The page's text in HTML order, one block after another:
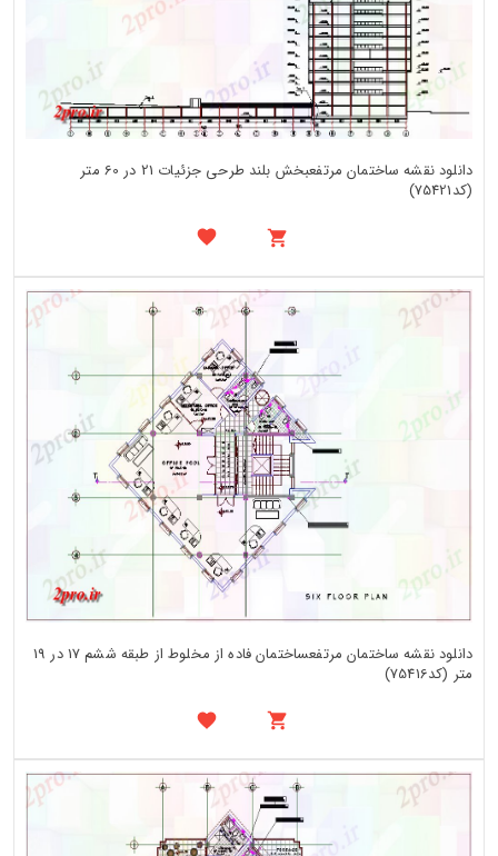
دانلود نقشه ساختمان مرتفعبخش بلند طرحی جزئیات 21 در 60 متر
(کد75421)
دانلود نقشه ساختمان مرتفعساختمان فاده از مخلوط از طبقه ششم 17 در 19
متر (کد75416)